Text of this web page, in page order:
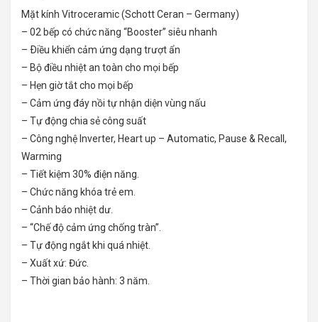
Mặt kính Vitroceramic (Schott Ceran – Germany)
– 02 bếp có chức năng “Booster” siêu nhanh
– Ðiều khiển cảm ứng dạng trượt ẩn
– Bộ điều nhiệt an toàn cho mọi bếp
– Hẹn giờ tắt cho mọi bếp
– Cảm ứng đáy nồi tự nhận diện vùng nấu
– Tự động chia sẻ công suất
– Công nghệ Inverter, Heart up – Automatic, Pause & Recall,
Warming
– Tiết kiệm 30% điện năng.
– Chức năng khóa trẻ em.
– Cảnh báo nhiệt dư.
– “Chế độ cảm ứng chống tràn”.
– Tự động ngắt khi quá nhiệt.
– Xuất xứ: Đức.
– Thời gian bảo hành: 3 năm.